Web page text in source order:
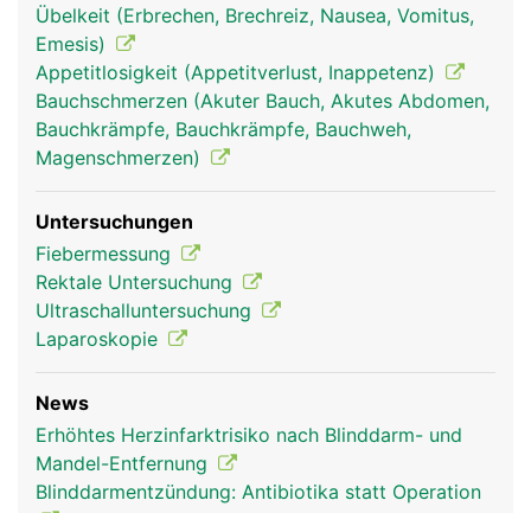
Übelkeit (Erbrechen, Brechreiz, Nausea, Vomitus,
Emesis)
Appetitlosigkeit (Appetitverlust, Inappetenz)
Bauchschmerzen (Akuter Bauch, Akutes Abdomen,
Bauchkrämpfe, Bauchkrämpfe, Bauchweh,
Magenschmerzen)
Untersuchungen
Fiebermessung
Rektale Untersuchung
Ultraschalluntersuchung
Laparoskopie
News
Erhöhtes Herzinfarktrisiko nach Blinddarm- und
Mandel-Entfernung
Blinddarmentzündung: Antibiotika statt Operation